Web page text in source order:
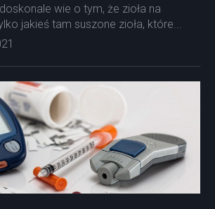
wie o tym, że zioła na
jakieś tam suszone zioła, które...